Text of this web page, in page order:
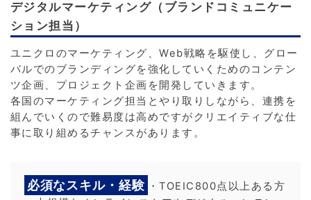
デジタルマーケティング（ブランドコミュニケー
ション担当）
ユニクロのマーケティング、Web戦略を駆使し、グロー
バルでのブランディングを強化していくためのコンテン
ツ企画、プロジェクト企画を開発していきます。
各国のマーケティング担当とやり取りしながら、連携を
組んでいくので難易度は高めですがクリエイティブな仕
事に取り組めるチャンスがあります。
必須なスキル・経験
・TOEIC800点以上ある方